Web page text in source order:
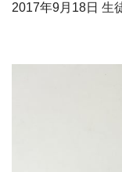
2017年9月18日 生